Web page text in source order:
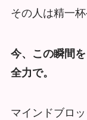
その人は精一
今、この瞬間を
全力で。
マインドブロ